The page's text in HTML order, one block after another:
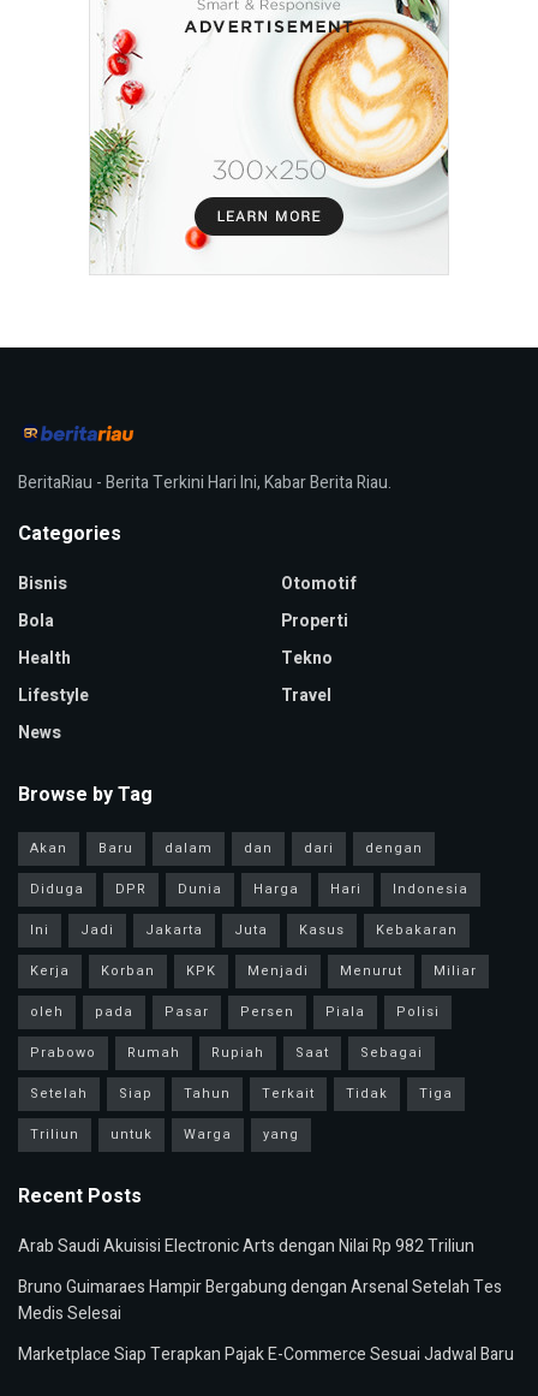
BeritaRiau - Berita Terkini Hari Ini, Kabar Berita Riau.
Categories
Bisnis
Bola
Health
Lifestyle
News
Otomotif
Properti
Tekno
Travel
Browse by Tag
Akan Baru dalam dan dari
dengan
Diduga
DPR Dunia Harga Hari
Indonesia
Ini
Jadi Jakarta Juta Kasus
Kebakaran
Kerja
Korban KPK Menjadi Menurut
Miliar
oleh
pada Pasar Persen Piala
Polisi
Prabowo
Rumah Rupiah Saat
Sebagai
Setelah
Siap Tahun Terkait Tidak
Tiga
Triliun
untuk Warga yang
Recent Posts
Arab Saudi Akuisisi Electronic Arts dengan Nilai Rp 982 Triliun
Bruno Guimaraes Hampir Bergabung dengan Arsenal Setelah Tes
Medis Selesai
Marketplace Siap Terapkan Pajak E-Commerce Sesuai Jadwal Baru